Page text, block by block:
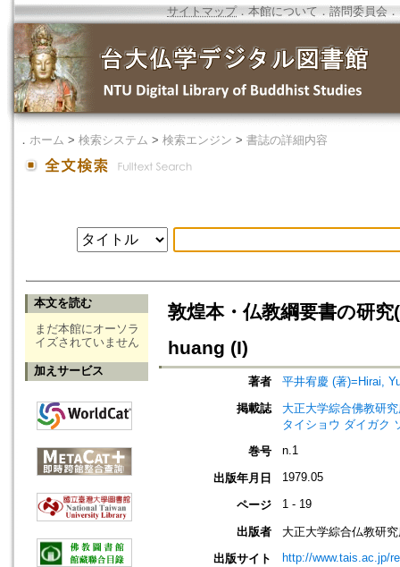
サイトマップ．本館について ． 諮問委員会 ．
． ホーム > 検索システム > 検索エンジン > 書誌の詳細内容
本文を読む
まだ本館にオーソラ
イズされていません
加えサービス
敦煌本・仏教綱要書の研
huang (I)
著者
平井宥慶 (著)=Hirai,
掲載誌
大正大学綜合佛教研
タイショウ ダイガク
巻号
n.1
出版年月日 1979.05
ページ 1 - 19
出版者
大正大学綜合仏教研
出版サイト
http://www.tais.ac.jp/